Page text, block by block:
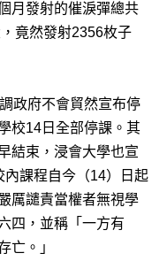
月發射的催淚彈總共
竟然發射2356枚子
政府不會貿然宣布停
校14日全部停課。其
結束，浸會大學也宣
課程自今（14）日起
厲譴責當權者無視學
四，並稱「一方有
亡。」